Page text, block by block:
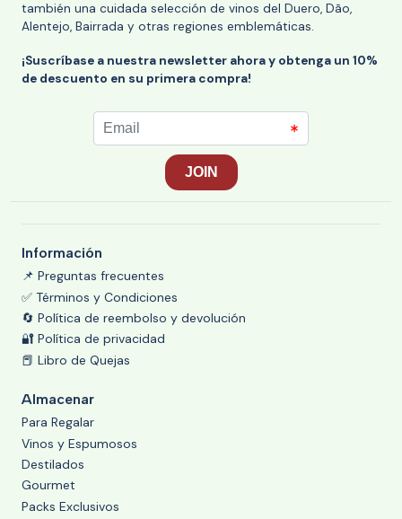
también una cuidada selección de vinos del Duero, Dão,
Alentejo, Bairrada y otras regiones emblemáticas.
¡Suscríbase a nuestra newsletter ahora y obtenga un 10%
de descuento en su primera compra!
Información
📌 Preguntas frecuentes
✅ Términos y Condiciones
🔄 Política de reembolso y devolución
🔐 Política de privacidad
📕 Libro de Quejas
Almacenar
Para Regalar
Vinos y Espumosos
Destilados
Gourmet
Packs Exclusivos